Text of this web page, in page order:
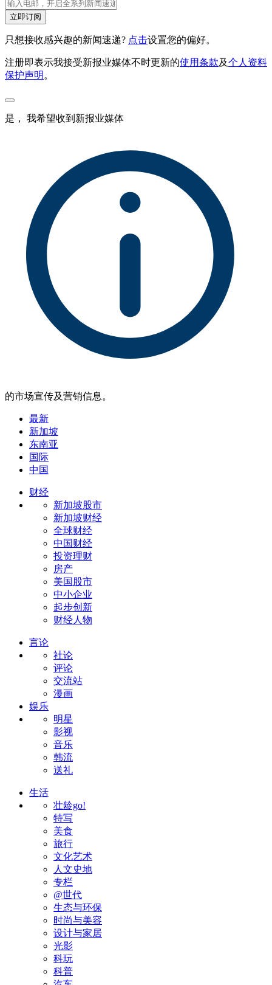
立即订阅
只想接收感兴趣的新闻速递? 点击设置您的偏好。
注册即表示我接受新报业媒体不时更新的使用条款及个人资料
保护声明 。
是， 我希望收到新报业媒体
的市场宣传及营销信息。
最新
新加坡
东南亚
国际
中国
财经
新加坡股市
新加坡财经
全球财经
中国财经
投资理财
房产
美国股市
中小企业
起步创新
财经人物
言论
社论
评论
交流站
漫画
娱乐
明星
影视
音乐
韩流
送礼
生活
壮龄go!
特写
美食
旅行
文化艺术
人文史地
专栏
@世代
生态与环保
时尚与美容
设计与家居
光影
科玩
科普